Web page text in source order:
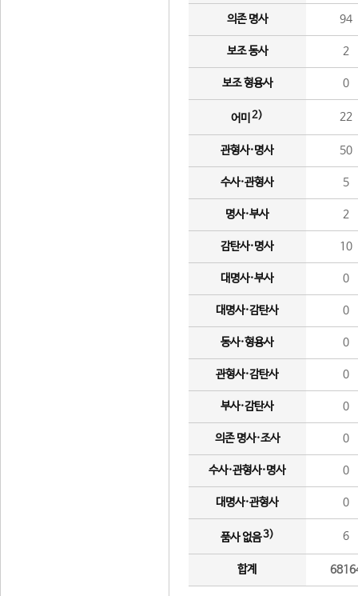
의존 명사 94
보조 동사 2
보조 형용사 0
어미 2) 22
관형사·명사 50
수사·관형사 5
명사·부사 2
감탄사·명사 10
대명사·부사 0
대명사·감탄사 0
동사·형용사 0
관형사·감탄사 0
부사·감탄사 0
의존 명사·조사 0
수사·관형사·명사 0
대명사·관형사 0
품사 없음3) 6
합계